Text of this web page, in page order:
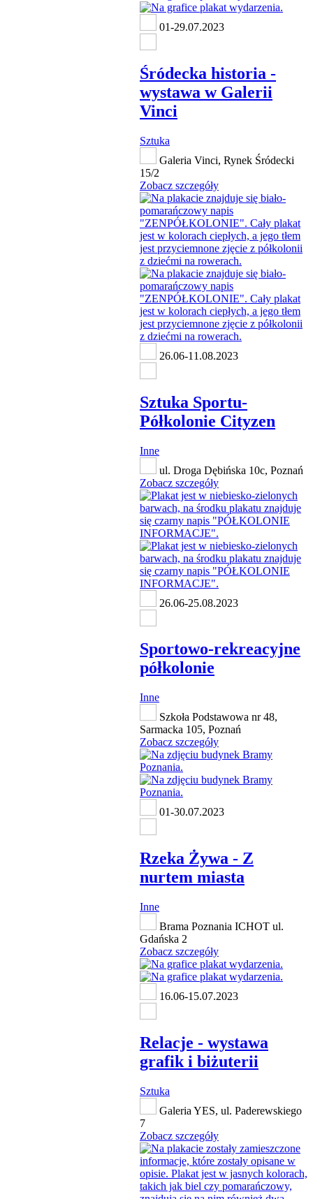
01-29.07.2023
Śródecka historia -
wystawa w Galerii
Vinci
Sztuka
Galeria Vinci, Rynek Śródecki
15/2
Zobacz szczegóły
26.06-11.08.2023
Sztuka Sportu-
Półkolonie Cityzen
Inne
ul. Droga Dębińska 10c, Poznań
Zobacz szczegóły
26.06-25.08.2023
Sportowo-rekreacyjne
półkolonie
Inne
Szkoła Podstawowa nr 48,
Sarmacka 105, Poznań
Zobacz szczegóły
01-30.07.2023
Rzeka Żywa - Z
nurtem miasta
Inne
Brama Poznania ICHOT ul.
Gdańska 2
Zobacz szczegóły
16.06-15.07.2023
Relacje - wystawa
grafik i biżuterii
Sztuka
Galeria YES, ul. Paderewskiego
7
Zobacz szczegóły